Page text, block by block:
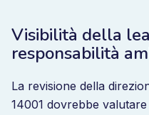
Visibilità della
responsabilità
La revisione della
14001 dovrebbe